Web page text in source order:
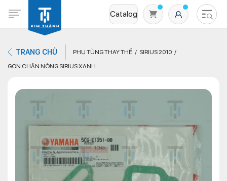
Catalog
Không có sản phẩm nào trong giỏ hàng
TRANG CHỦ PHỤ TÙNG THAY THẾ
SIRIUS 2010
GON CHÂN NÒNG SIRIUS XANH